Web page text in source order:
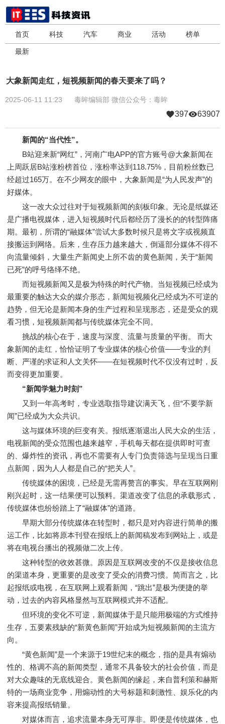
首页 科技 汽车 商业 活动 榜单
最新
大象新闻走红，短视频新闻的春天要来了吗？
2025-06-11 11:23 毒眸编辑部 微信公众号：毒眸
397 63907
新闻的“当代性”。
B站迎来新“网红”，河南广电APP的官方账号@大象新闻在
上周跃居B站涨粉榜首位，涨粉率达到118.75%，目前粉丝数已
经超过165万。在不少网友的眼中，大象新闻是“为人民发声”的
好媒体。
这一改大众过往对于短视频新闻的刻板印象。无论是纸媒还
是广播电视媒体，进入短视频时代后都经历了漫长的的转型阵痛
期。最初，所谓的“融媒体”尝试大多数时候只是将文字或视频直
接搬运到网络。后来，生存压力越来越大，倒逼部分媒体不得不
向流量倾斜，大量生产新闻史上所不齿的黄色新闻，关于“新闻
已死”的呼号络绎不绝。
而短视频新闻又是极为特殊的时代产物。当短视频已经成为
最重要的触达大众的媒介形态，新闻短视频化已经成为不可逆的
趋势，但无论是新闻本身的生产过程和呈现形态，还是受众的观
看习惯，短视频新闻都与传统媒体完全不同。
挑战的核心在于，速度与深度、流量与质量的平衡。 而大
象新闻的走红，恰恰证明了专业媒体的核心价值——专业的判
断、严谨的求证和人文关怀——在短视频时代不仅没有过时，反
而变得更加重要。
“新闻学魅力时刻”
又到一年高考时，专业选取指导建议满天飞，但“不要学新
闻”已经成为大众共识。
这与媒体环境的巨变有关。报纸逐渐退出人民大众的生活，
电视新闻的受众范围也越来越窄，手机每天都在提供即时可查
的、爆炸性的资讯，再也不需要有人专门负责筛选与呈现当日重
点新闻，因为人人都是自己的“把关人”。
传统媒体的困境，已经是无需再赘言的事实。早在互联网刚
刚兴起时，这一结果便可以预料。渠道改变了信息的承载形式，
传统媒体也纷纷踏上了“融媒体”的道路。
早期大部分传统媒体在转型时，都只是对内容进行简单的搬
运工作，比如将原本刊登在报纸上的新闻稿发布到网站上，或是
将在电视台播出的视频做二次上传。
这种转型的收效甚微。原因是互联网改变的不仅是接收信息
的渠道本身，更重要的是改变了受众的消费习惯。简而言之，比
起报纸或电视，在互联网上观看新闻，“跳出”是极为便捷的举
动，过去的内容风格显然与互联网模式并不适配。
但环境的变化不可逆，新闻媒体于是只能用极端的方式维持
生存，五要素残缺的“新黄色新闻”开始成为短视频新闻的主流方
向。
“黄色新闻”是一个来源于19世纪末的概念，指的是具有煽动
性的、格调不高的新闻类型，通常不具备较大的社会价值，而是
对大众趣味的无底线迎合。黄色新闻的缘起，来自普利策和赫斯
特的一场商业竞争，用煽动性的大号标题和刺激性、娱乐化的内
容来提高报纸销量。
对媒体而言，追求流量本身无可厚非。即便是传统媒体，也